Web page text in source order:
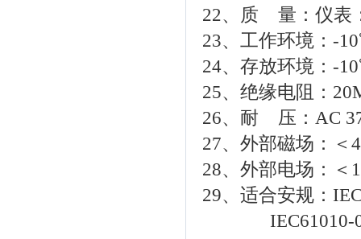
22、质 量：仪表
23、工作环境：-
24、存放环境：-
25、绝缘电阻：
26、耐 压：AC
27、外部磁场：＜
28、外部电场：＜
29、适合安规：
IEC61010-031